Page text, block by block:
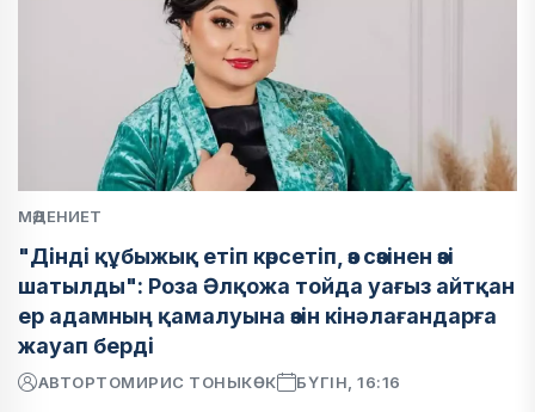
МӘДЕНИЕТ
"Дінді құбыжық етіп көрсетіп, өз сөзінен өзі
шатылды": Роза Әлқожа тойда уағыз айтқан
ер адамның қамалуына өзін кінәлағандарға
жауап берді
АВТОРТОМИРИС ТОНЫКӨК БҮГІН, 16:16